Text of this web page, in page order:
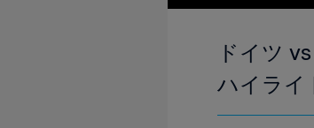
ドイツ
ハイライ